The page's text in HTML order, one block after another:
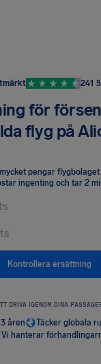
241
för
flyg på
pengar
ingenting och tar 2
Kontrollera ersättning
DRIVA IGENOM DINA
åren
Täcker globala
Vi hanterar